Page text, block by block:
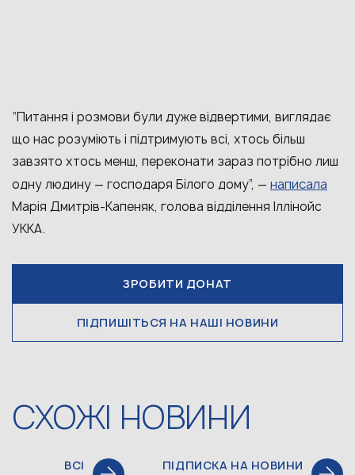
“Питання і розмови були дуже відвертими, виглядає
що нас розуміють і підтримують всі, хтось більш
завзято хтось менш, переконати зараз потрібно лиш
одну людину — господаря Білого дому”, — написала
Марія Дмитрів-Капеняк, голова відділення Іллінойс
УККА.
ЗРОБИТИ ДОНАТ
ПІДПИШІТЬСЯ НА НАШІ НОВИНИ
СХОЖІ НОВИНИ
ВСІ
ПІДПИСКА НА НОВИНИ